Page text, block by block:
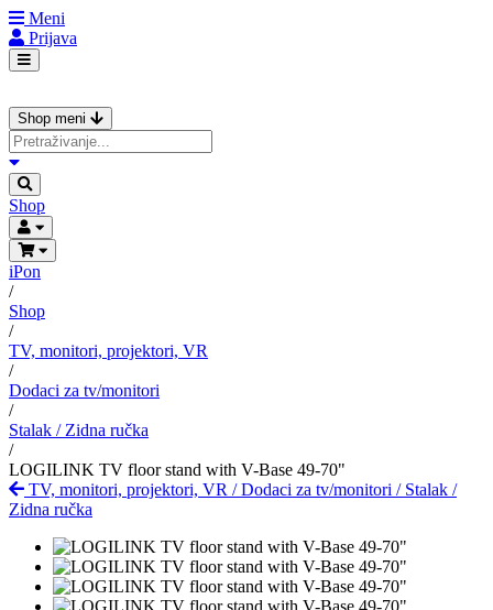
Meni
Prijava
Shop meni
Shop
iPon
/
Shop
/
TV, monitori, projektori, VR
/
Dodaci za tv/monitori
/
Stalak / Zidna ručka
/
LOGILINK TV floor stand with V-Base 49-70"
TV, monitori, projektori, VR /Dodaci za tv/monitori / Stalak /
Zidna ručka